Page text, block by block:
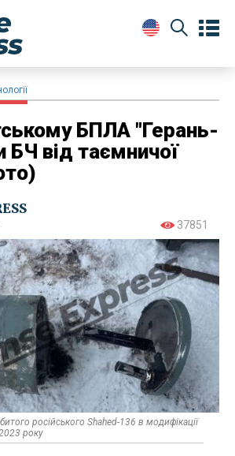
БПЛА "Герань-
БЧ від таємничої
37851
російського Shahed-136 в модифікації
року